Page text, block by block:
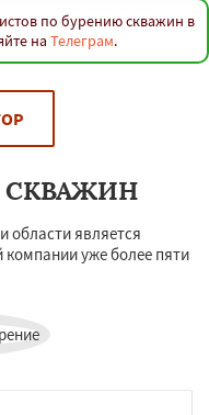
по бурению скважин в
на Телеграм.
СКВАЖИН
области является
уже более пяти